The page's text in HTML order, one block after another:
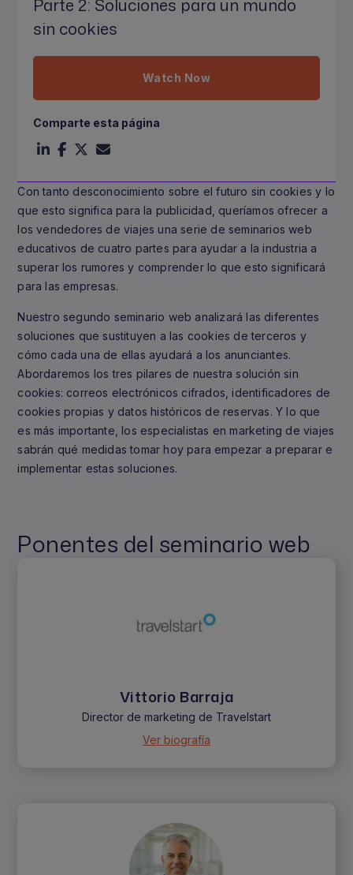
Con tanto desconocimiento sobre el futuro sin cookies y lo
que esto significa para la publicidad, queríamos ofrecer a
los vendedores de viajes una serie de seminarios web
educativos de cuatro partes para ayudar a la industria a
superar los rumores y comprender lo que esto significará
para las empresas.
Nuestro segundo seminario web analizará las diferentes
soluciones que sustituyen a las cookies de terceros y
cómo cada una de ellas ayudará a los anunciantes.
Abordaremos los tres pilares de nuestra solución sin
cookies: correos electrónicos cifrados, identificadores de
cookies propias y datos históricos de reservas. Y lo que
es más importante, los especialistas en marketing de viajes
sabrán qué medidas tomar hoy para empezar a preparar e
implementar estas soluciones.
Ponentes del seminario web
Vittorio Barraja
Director de marketing de Travelstart
Ver biografía
Parte 2: Soluciones para un mundo
sin cookies
Watch Now
Comparte esta página